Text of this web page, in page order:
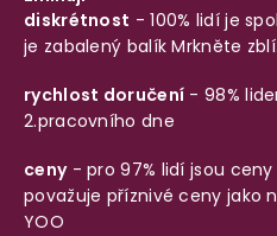
diskrétnost - 100% lidí je
je zabalený balíkMrkněte
rychlost doručení - 98%
2.pracovního dne
ceny- pro 97% lidí jsou ceny
považuje příznivé ceny jako
YOO